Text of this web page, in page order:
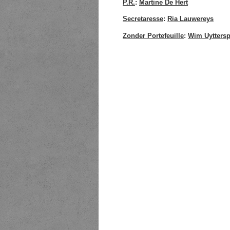
P.R.: Martine De Hert
Secretaresse: Ria Lauwereys
Zonder Portefeuille: Wim